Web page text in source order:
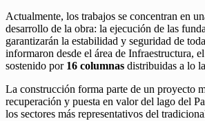
Actualmente, los trabajos se concentran en
desarrollo de la obra: la ejecución de las
garantizarán la estabilidad y seguridad de
informaron desde el área de Infraestructura,
sostenido por 16 columnas distribuidas a lo
La construcción forma parte de un proyecto
recuperación y puesta en valor del lago del
los sectores más representativos del